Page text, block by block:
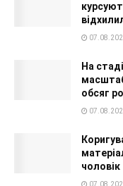
На
обсяг
чоловік